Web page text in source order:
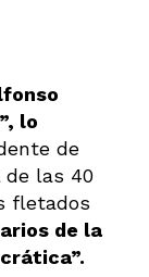
lo
de
de las 40
fletados
de la